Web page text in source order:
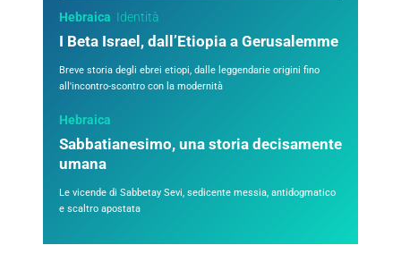
Hebraica Identità
I Beta Israel, dall’Etiopia a Gerusalemme
Breve storia degli ebrei etiopi, dalle leggendarie origini fino
all'incontro-scontro con la modernità
Hebraica
Sabbatianesimo, una storia decisamente
umana
Le vicende di Sabbetay Sevi, sedicente messia, antidogmatico
e scaltro apostata